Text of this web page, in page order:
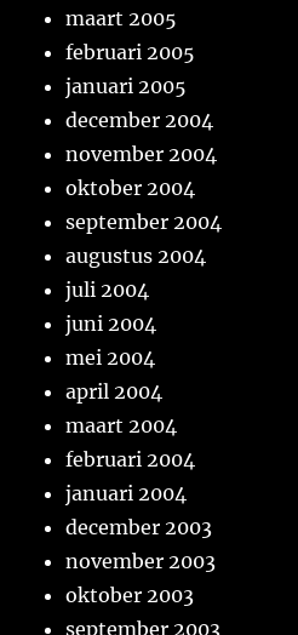
maart 2005
februari 2005
januari 2005
december 2004
november 2004
oktober 2004
september 2004
augustus 2004
juli 2004
juni 2004
mei 2004
april 2004
maart 2004
februari 2004
januari 2004
december 2003
november 2003
oktober 2003
september 2003